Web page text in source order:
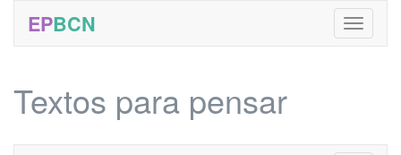
EPBCN
Textos para pensar